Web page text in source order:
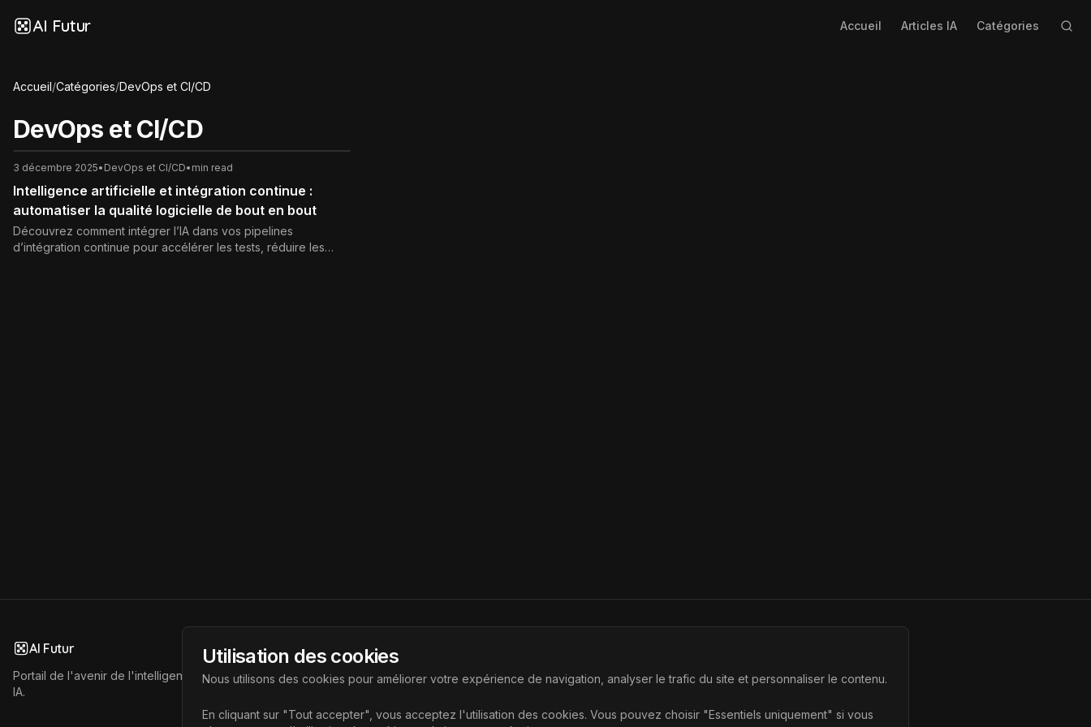
AI Futur Accueil Articles IA Catégories
Accueil/Catégories/DevOps et CI/CD
DevOps et CI/CD
3 décembre 2025• DevOps et CI/CD• min read
Intelligence artificielle et intégration continue :
automatiser la qualité logicielle de bout en bout
Découvrez comment intégrer l’IA dans vos pipelines
d’intégration continue pour accélérer les tests, réduire les
AI Futur
Portail de l'avenir de l'intelligence artificielle, vous aidant à découvrir les dernières technologies
IA.
Accueil
Catégories
Utilisation des cookies
Nous utilisons des cookies pour améliorer votre expérience de navigation, analyser le trafic du site et personnaliser le contenu.
En cliquant sur "Tout accepter", vous acceptez l'utilisation des cookies. Vous pouvez choisir "Essentiels uniquement" si vous